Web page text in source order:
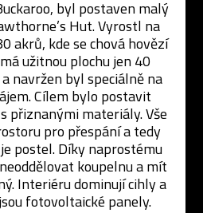
byl postaven malý
Hut. Vyrostl na
akrů, kde se chová hovězí
užitnou plochu jen 40
navržen byl speciálně na
Cílem bylo postavit
přiznanými materiály. Vše
pro přespání a tedy
postel. Díky naprostému
koupelnu a mít
Interiéru dominují cihly a
fotovoltaické panely.